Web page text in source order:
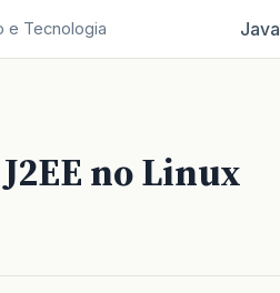
e Tecnologia Java
no Linux